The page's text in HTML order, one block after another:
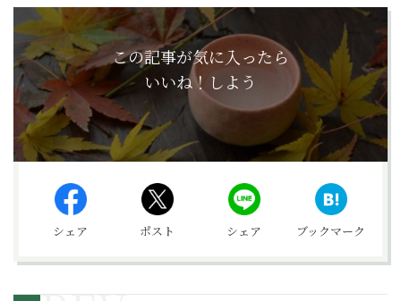
この記事が気に入ったら
いいね！しよう
シェア ポスト シェア ブックマーク